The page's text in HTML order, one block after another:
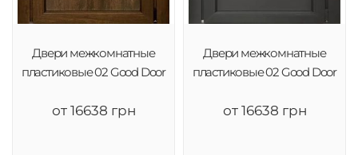
Двери межкомнатные
пластиковые 02 Good Door
от 16638 грн
Двери межкомнатные
пластиковые 02 Good Door
от 16638 грн